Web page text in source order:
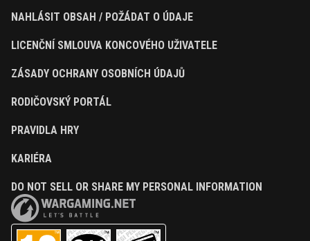
NAHLÁSIT OBSAH / POŽÁDAT O ÚDAJE
LICENČNÍ SMLOUVA KONCOVÉHO UŽIVATELE
ZÁSADY OCHRANY OSOBNÍCH ÚDAJŮ
RODIČOVSKÝ PORTÁL
PRAVIDLA HRY
KARIÉRA
DO NOT SELL OR SHARE MY PERSONAL INFORMATION